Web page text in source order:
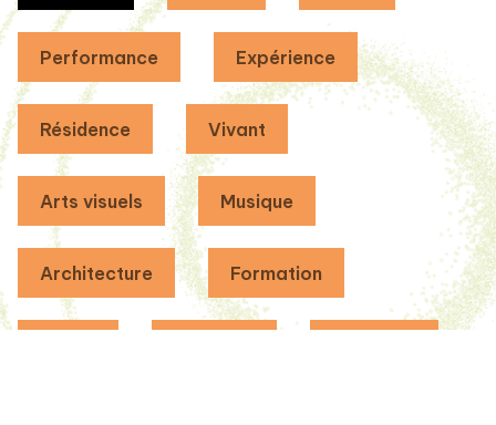
Performance Expérience
Résidence Vivant
Arts visuels Musique
Architecture Formation